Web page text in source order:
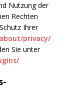
Nutzung der
Rechten
Ihrer
privacy/
Sie unter